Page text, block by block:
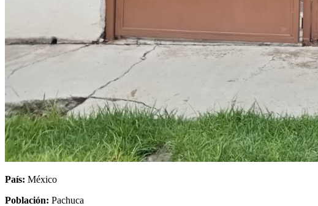
País: México
Población: Pachuca